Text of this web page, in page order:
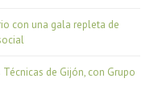
con una gala repleta de
de Gijón, con Grupo